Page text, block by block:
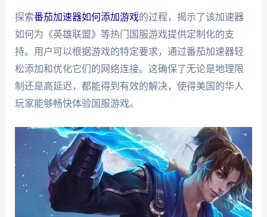
探索番茄加速器如何添加游戏的过程，揭示了该加速器
如何为《英雄联盟》等热门国服游戏提供定制化的支
持。用户可以根据游戏的特定要求，通过番茄加速器轻
松添加和优化它们的网络连接。这确保了无论是地理限
制还是高延迟，都能得到有效的解决，使得美国的华人
玩家能够畅快体验国服游戏。